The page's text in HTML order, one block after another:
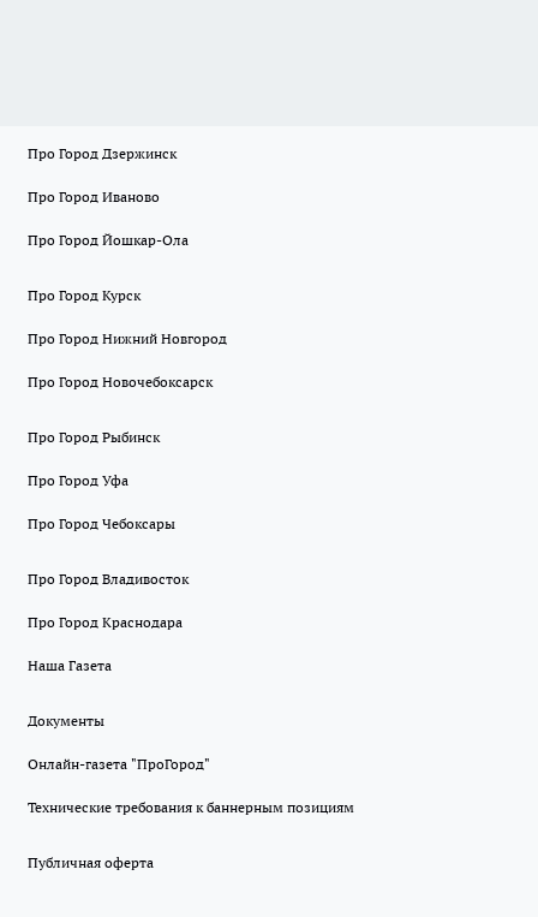
Про Город Дзержинск
Про Город Иваново
Про Город Йошкар-Ола
Про Город Курск
Про Город Нижний Новгород
Про Город Новочебоксарск
Про Город Рыбинск
Про Город Уфа
Про Город Чебоксары
Про Город Владивосток
Про Город Краснодара
Наша Газета
Документы
Онлайн-газета "ПроГород"
Технические требования к баннерным позициям
Публичная оферта